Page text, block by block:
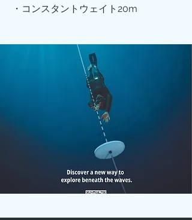
・コンスタントウェイト20m